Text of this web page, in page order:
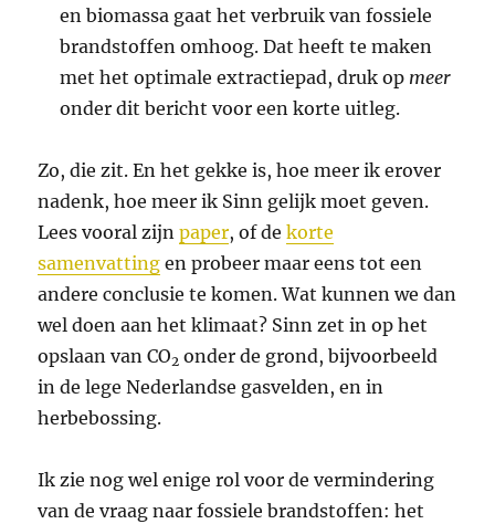
en biomassa gaat het verbruik van fossiele
brandstoffen omhoog. Dat heeft te maken
met het optimale extractiepad, druk op meer
onder dit bericht voor een korte uitleg.
Zo, die zit. En het gekke is, hoe meer ik erover
nadenk, hoe meer ik Sinn gelijk moet geven.
Lees vooral zijnpaper, of dekorte
samenvatting en probeer maar eens tot een
andere conclusie te komen. Wat kunnen we dan
wel doen aan het klimaat? Sinn zet in op het
opslaan van CO2 onder de grond, bijvoorbeeld
in de lege Nederlandse gasvelden, en in
herbebossing.
Ik zie nog wel enige rol voor de vermindering
van de vraag naar fossiele brandstoffen: het